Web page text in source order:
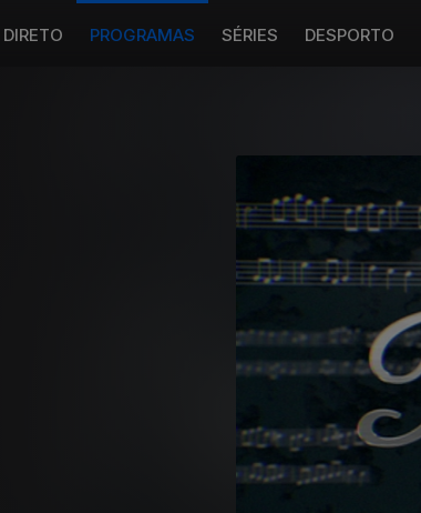
DIRETO PROGRAMAS SÉRIES DESPORTO